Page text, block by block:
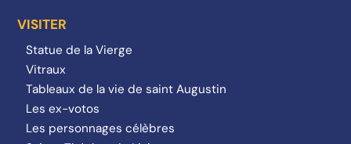
VISITER
Statue de la Vierge
Vitraux
Tableaux de la vie de saint Augustin
Les ex-votos
Les personnages célèbres